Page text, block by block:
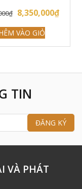
₫ Original
was:
9,000,000₫.
8,350,000₫
VÀO GIỎ
TIN
VÀ PHÁT